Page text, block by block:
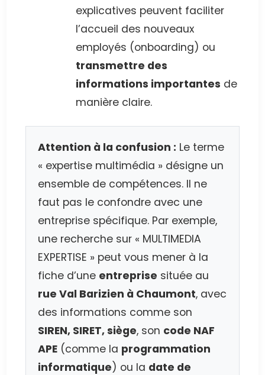
explicatives peuvent faciliter
l’accueil des nouveaux
employés (onboarding) ou
transmettre des
informations importantes de
manière claire.
Attention à la confusion : Le terme
« expertise multimédia » désigne un
ensemble de compétences. Il ne
faut pas le confondre avec une
entreprise spécifique. Par exemple,
une recherche sur « MULTIMEDIA
EXPERTISE » peut vous mener à la
fiche d’une entreprise située au
rue Val Barizien à Chaumont, avec
des informations comme son
SIREN, SIRET, siège, son code NAF
APE (comme la programmation
informatique) ou la date de